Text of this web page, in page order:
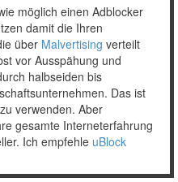
möglich einen Adblocker
damit die Ihren
über Malvertising verteilt
vor Ausspähung und
halbseiden bis
Das ist
verwenden. Aber
gesamte Interneterfahrung
Ich empfehle uBlock